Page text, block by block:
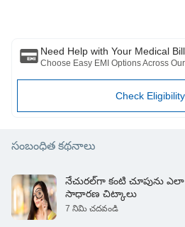
Need Help with Your Medical
Choose Easy EMI Options Across
Check Eligibility
సంబంధిత కథనాలు
నేచురల్‌గా కంటి చూపును
సాధారణ చిట్కాలు
7 నిమి చదవండి